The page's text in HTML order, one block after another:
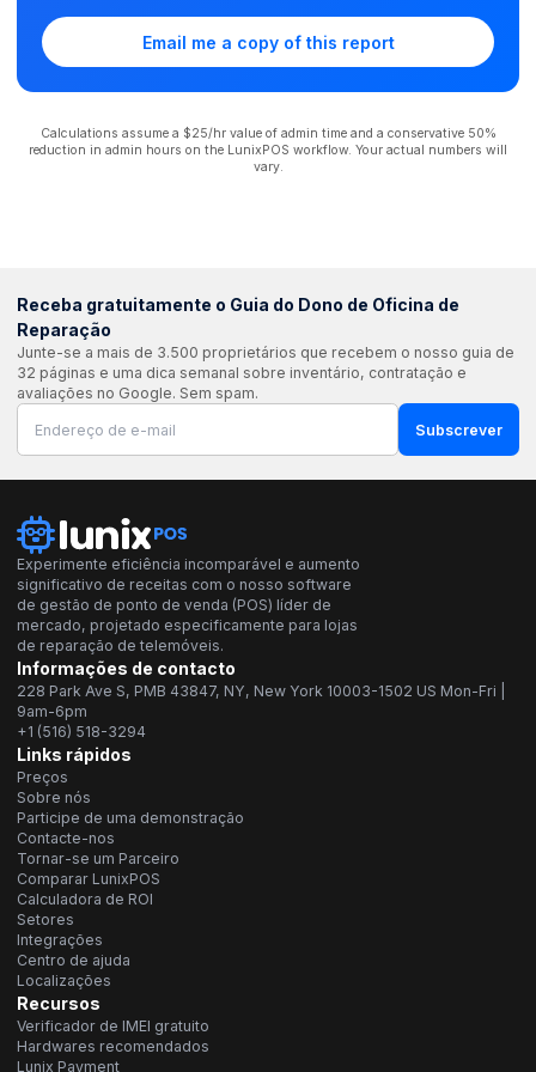
Email me a copy of this report
Calculations assume a $25/hr value of admin time and a conservative 50%
reduction in admin hours on the LunixPOS workflow. Your actual numbers will
vary.
Receba gratuitamente o Guia do Dono de Oficina de
Reparação
Junte-se a mais de 3.500 proprietários que recebem o nosso guia de
32 páginas e uma dica semanal sobre inventário, contratação e
avaliações no Google. Sem spam.
Subscrever
Experimente eficiência incomparável e aumento
significativo de receitas com o nosso software
de gestão de ponto de venda (POS) líder de
mercado, projetado especificamente para lojas
de reparação de telemóveis.
Informações de contacto
228 Park Ave S, PMB 43847, NY, New York 10003-1502 US Mon-Fri |
9am-6pm
+1 (516) 518-3294
Links rápidos
Preços
Sobre nós
Participe de uma demonstração
Contacte-nos
Tornar-se um Parceiro
Comparar LunixPOS
Calculadora de ROI
Setores
Integrações
Centro de ajuda
Localizações
Recursos
Verificador de IMEI gratuito
Hardwares recomendados
Lunix Payment